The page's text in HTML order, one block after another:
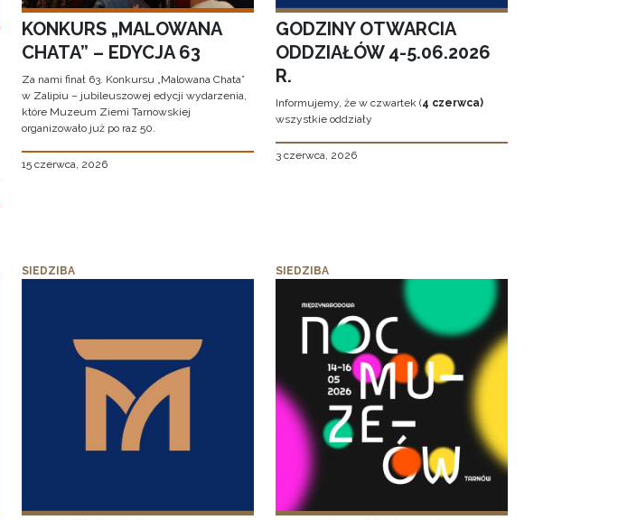
KONKURS „MALOWANA
CHATA” – EDYCJA 63
Za nami finał 63. Konkursu „Malowana Chata”
w Zalipiu – jubileuszowej edycji wydarzenia,
które Muzeum Ziemi Tarnowskiej
organizowało już po raz 50.
15 czerwca, 2026
GODZINY OTWARCIA
ODDZIAŁÓW 4-5.06.2026
R.
Informujemy, że w czwartek (4 czerwca)
wszystkie oddziały
3 czerwca, 2026
SIEDZIBA SIEDZIBA